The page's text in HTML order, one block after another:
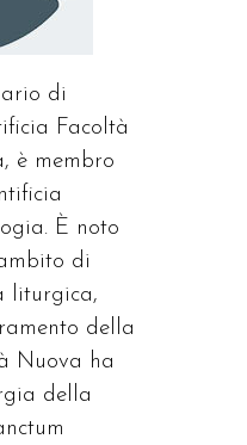
di
Facoltà
è membro
È noto
di
liturgica,
della
Nuova ha
della